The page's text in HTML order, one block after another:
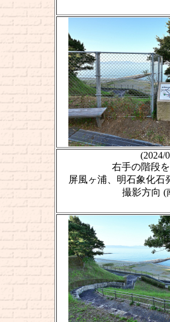
(2024/
右手の階段を
屏風ヶ浦、明石象化石
撮影方向 (